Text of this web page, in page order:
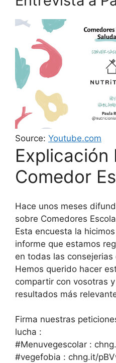
Source: Youtube.com
Explicación
Comedor
Hace unos meses
sobre Comedores
Esta encuesta la
informe que estamos
en todas las consejerias
Hemos querido hacer
compartir con vosotras
resultados más
Firma nuestras
lucha :
#Menuvegescolar :
#vegefobia : chng.it/